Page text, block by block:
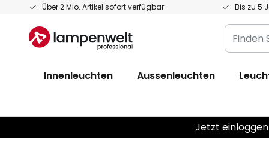
Über 2 Mio. Artikel sofort verfügbar Bis zu 5
Zum
springen
Finden
Sie
Leuchte...
Innenleuchten Aussenleuchten
Jetzt